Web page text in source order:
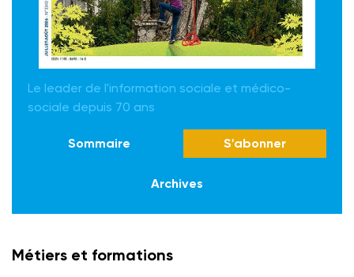
Le leader de l'information sociale et médico-
sociale depuis 70 ans
Sommaire S'abonner
Archives
Métiers et formations